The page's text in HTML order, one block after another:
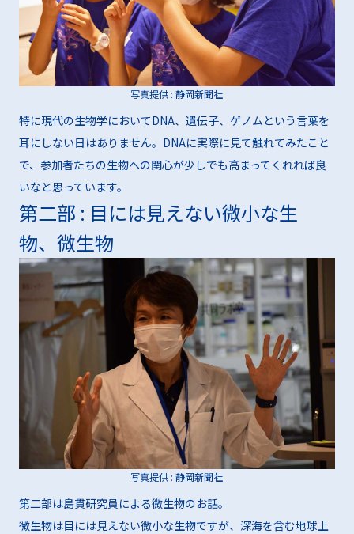
写真提供 : 静岡新聞社
特に現代の生物学においてDNA、遺伝子、ゲノムという言葉を
耳にしない日はありません。DNAに実際に見て触れてみたこと
で、参加者たちの生物への関心が少しでも高まってくれれば良
いなと思っています。
第二部 : 目には見えない微小な生
物、微生物
写真提供 : 静岡新聞社
第二部は島貫研究員による微生物のお話。
微生物は目には見えない微小な生物ですが、深海を含む地球上